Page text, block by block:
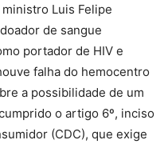
ministro Luis Felipe
de sangue
portador de HIV e
falha do hemocentro
a possibilidade de um
o artigo 6º, inciso
(CDC), que exige